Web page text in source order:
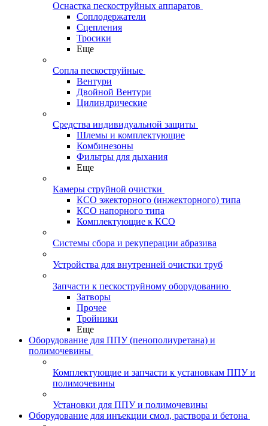
Оснастка пескоструйных аппаратов
Соплодержатели
Сцепления
Тросики
Еще
Сопла пескоструйные
Вентури
Двойной Вентури
Цилиндрические
Средства индивидуальной защиты
Шлемы и комплектующие
Комбинезоны
Фильтры для дыхания
Еще
Камеры струйной очистки
КСО эжекторного (инжекторного) типа
КСО напорного типа
Комплектующие к КСО
Системы сбора и рекуперации абразива
Устройства для внутренней очистки труб
Запчасти к пескоструйному оборудованию
Затворы
Прочее
Тройники
Еще
Оборудование для ППУ (пенополиуретана) и
полимочевины
Комплектующие и запчасти к установкам ППУ и
полимочевины
Установки для ППУ и полимочевины
Оборудование для инъекции смол, раствора и бетона